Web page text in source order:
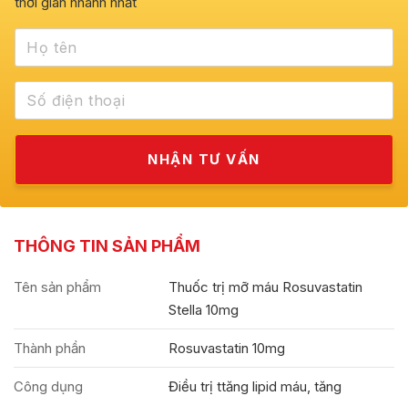
THÔNG TIN SẢN PHẨM
Tên sản phẩm
Thuốc trị mỡ máu Rosuvastatin
Stella 10mg
Thành phần Rosuvastatin 10mg
Công dụng
Điều trị ttăng lipid máu, tăng